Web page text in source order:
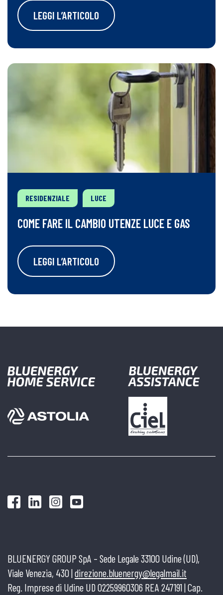
LEGGI L’ARTICOLO
RESIDENZIALE LUCE
COME FARE IL CAMBIO UTENZE LUCE E GAS
LEGGI L’ARTICOLO
BLUENERGY GROUP SpA – Sede Legale 33100 Udine (UD),
Viale Venezia, 430 |direzione.bluenergy@legalmail.it
Reg. Imprese di Udine UD 02259960306 REA 247191 | Cap.